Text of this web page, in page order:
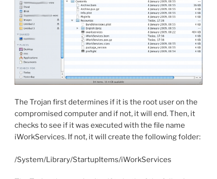
The Trojan first determines if it is the root user on the
compromised computer and if not, it will end. Then, it
checks to see if it was executed with the file name
iWorkServices. If not, it will create the following folder:
/System/Library/StartupItems/iWorkServices